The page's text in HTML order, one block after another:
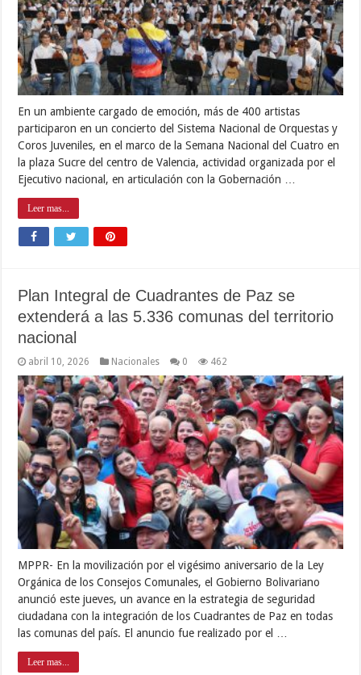
En un ambiente cargado de emoción, más de 400 artistas
participaron en un concierto del Sistema Nacional de Orquestas y
Coros Juveniles, en el marco de la Semana Nacional del Cuatro en
la plaza Sucre del centro de Valencia, actividad organizada por el
Ejecutivo nacional, en articulación con la Gobernación …
Leer mas...
Plan Integral de Cuadrantes de Paz se
extenderá a las 5.336 comunas del territorio
nacional
abril 10, 2026 Nacionales 0 462
MPPR- En la movilización por el vigésimo aniversario de la Ley
Orgánica de los Consejos Comunales, el Gobierno Bolivariano
anunció este jueves, un avance en la estrategia de seguridad
ciudadana con la integración de los Cuadrantes de Paz en todas
las comunas del país. El anuncio fue realizado por el …
Leer mas...